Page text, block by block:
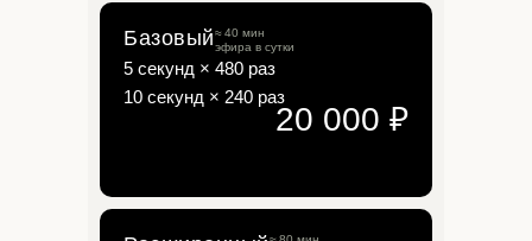
Базовый≈ 40 мин
эфира в сутки
5 секунд × 480 раз
10 секунд × 240 раз
20 000 ₽